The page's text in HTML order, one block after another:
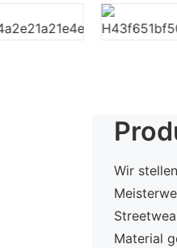
Wir
Material